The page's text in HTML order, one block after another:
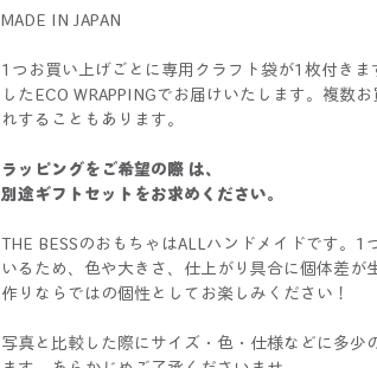
MADE IN JAPAN
1つお買い上げごとに専用クラフト袋が1枚付き
したECO WRAPPINGでお届けいたします。複数
れすることもあります。
ラッピングをご希望の際 は、
別途ギフトセットをお求めください。
THE BESSのおもちゃはALLハンドメイドです。1
いるため、色や大きさ、仕上がり具合に個体差が
作りならではの個性としてお楽しみください！
写真と比較した際にサイズ・色・仕様などに多少